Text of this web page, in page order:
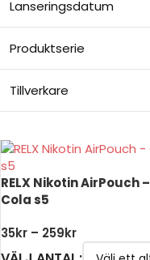
Lanseringsdatum
Produktserie
Tillverkare
RELX Nikotin AirPouch –
Cola s5
35kr – 259kr